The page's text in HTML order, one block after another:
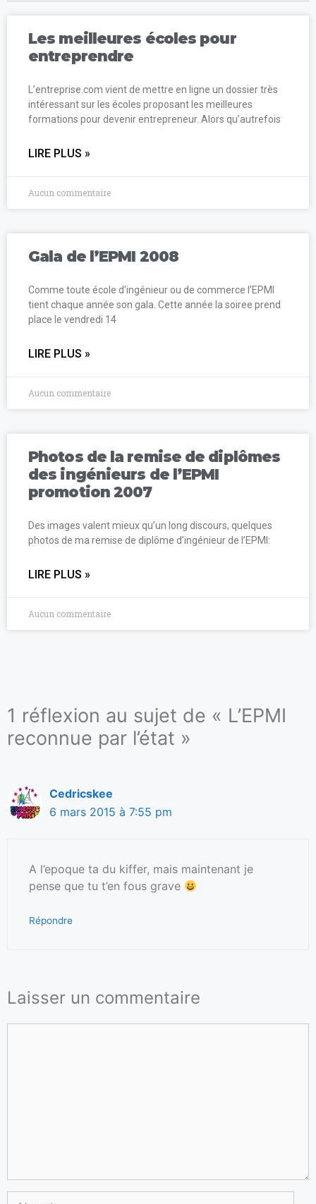
Les meilleures écoles pour
entreprendre
L’entreprise.com vient de mettre en ligne un dossier très
intéressant sur les écoles proposant les meilleures
formations pour devenir entrepreneur. Alors qu’autrefois
LIRE PLUS »
Aucun commentaire
Gala de l’EPMI 2008
Comme toute école d’ingénieur ou de commerce l’EPMI
tient chaque année son gala. Cette année la soiree prend
place le vendredi 14
LIRE PLUS »
Aucun commentaire
Photos de la remise de diplômes
des ingénieurs de l’EPMI
promotion 2007
Des images valent mieux qu’un long discours, quelques
photos de ma remise de diplôme d’ingénieur de l’EPMI:
LIRE PLUS »
Aucun commentaire
1 réflexion au sujet de « L’EPMI
reconnue par l’état »
Cedricskee
6 mars 2015 à 7:55 pm
A l’epoque ta du kiffer, mais maintenant je
pense que tu t’en fous grave
Répondre
Laisser un commentaire